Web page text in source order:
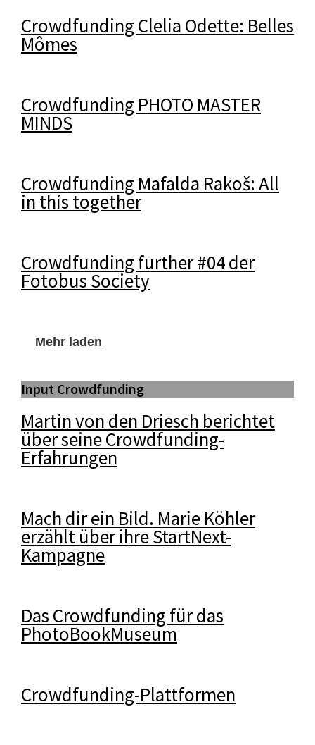
Crowdfunding Clelia Odette: Belles
Mômes
Crowdfunding PHOTO MASTER
MINDS
Crowdfunding Mafalda Rakoš: All
in this together
Crowdfunding further #04 der
Fotobus Society
Mehr laden
Input Crowdfunding
Martin von den Driesch berichtet
über seine Crowdfunding-
Erfahrungen
Mach dir ein Bild. Marie Köhler
erzählt über ihre StartNext-
Kampagne
Das Crowdfunding für das
PhotoBookMuseum
Crowdfunding-Plattformen